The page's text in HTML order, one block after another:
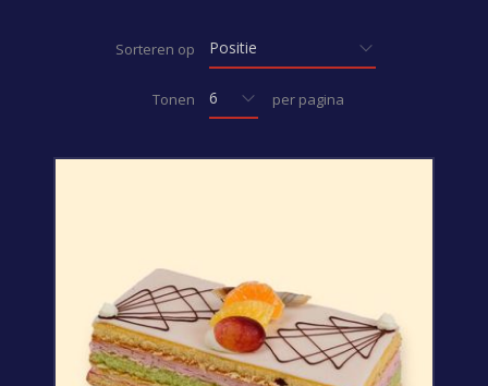
Sorteren op
Tonen per pagina